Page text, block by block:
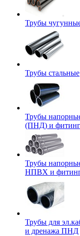
Трубы
Трубы стальные
Трубы
(ПНД) и
Трубы
НПВХ и
Трубы для
и дренажа ПНД